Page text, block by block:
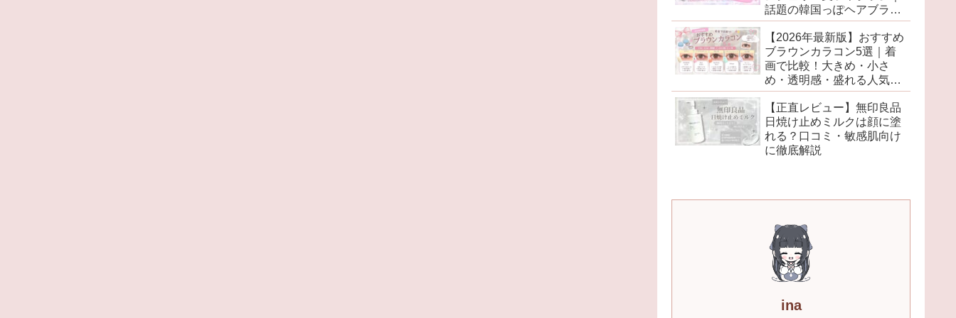
話題の韓国っぽヘアブラシ
がかわいすぎた♡
【2026年最新版】おすすめ
ブラウンカラコン5選｜着
画で比較！大きめ・小さ
め・透明感・盛れる人気レ
ンズを徹底レビュー♡
【正直レビュー】無印良品
日焼け止めミルクは顔に塗
れる？口コミ・敏感肌向け
に徹底解説
ina